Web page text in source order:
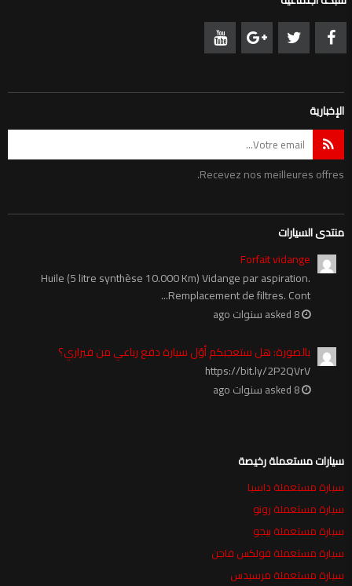
الإخبارية
Recevez nos meilleures offres.
منتدى السيارات
Forfait vidange
Huile (5 litre synthèse 10.000 Km) Vidange par aspiration.
Remplacement de filtres. Cont...
بالصورة: هل ستعجبكم أوّل سيارة دفع رباعي من فيراري؟
https://bit.ly/2P2QVrV
سيارات مستعملة رخيصة
سيارة مستعملة داسيا
سيارة مستعملة رونو
سيارة مستعملة بيجو
سيارة مستعملة فولكس فاجن
سيارة مستعملة مرسيدس